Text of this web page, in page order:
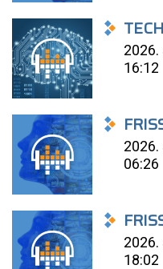
16:12
06:26
18:02